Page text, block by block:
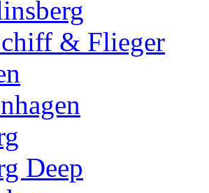
& Flieger
Deep